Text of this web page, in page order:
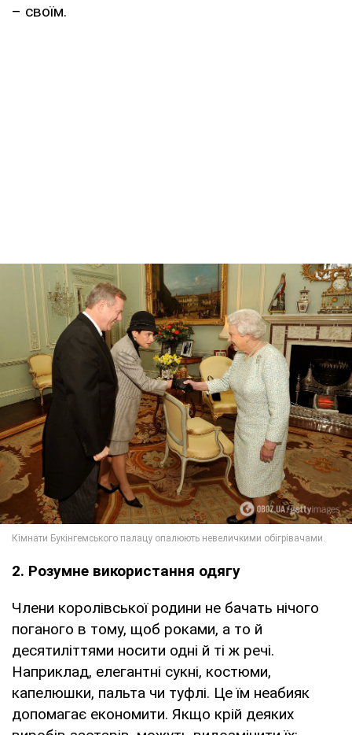
– своїм.
2. Розумне використання одягу
Члени королівської родини не бачать нічого
поганого в тому, щоб роками, а то й
десятиліттями носити одні й ті ж речі.
Наприклад, елегантні сукні, костюми,
капелюшки, пальта чи туфлі. Це їм неабияк
допомагає економити. Якщо крій деяких